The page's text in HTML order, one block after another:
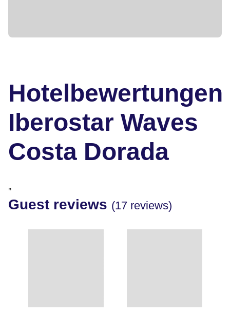
Hotelbewertungen
Iberostar Waves
Costa Dorada
"
Guest reviews (17 reviews)